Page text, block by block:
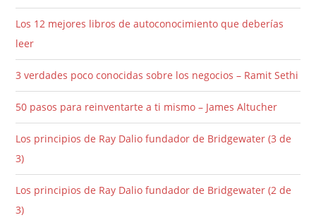
Los 12 mejores libros de autoconocimiento que deberías
leer
3 verdades poco conocidas sobre los negocios – Ramit Sethi
50 pasos para reinventarte a ti mismo – James Altucher
Los principios de Ray Dalio fundador de Bridgewater (3 de
3)
Los principios de Ray Dalio fundador de Bridgewater (2 de
3)